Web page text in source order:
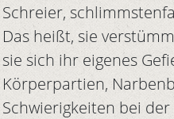
Schreier,
Das heißt, sie
sie sich ihr eigenes
Körperpartien,
Schwierigkeiten bei